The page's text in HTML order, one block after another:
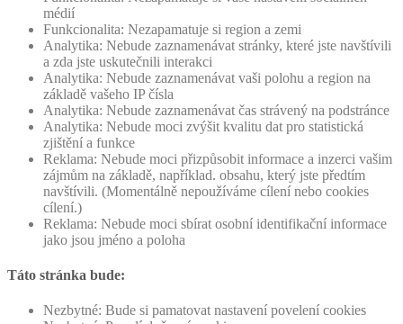
médií
Funkcionalita: Nezapamatuje si region a zemi
Analytika: Nebude zaznamenávat stránky, které jste navštívili
a zda jste uskutečnili interakci
Analytika: Nebude zaznamenávat vaši polohu a region na
základě vašeho IP čísla
Analytika: Nebude zaznamenávat čas strávený na podstránce
Analytika: Nebude moci zvýšit kvalitu dat pro statistická
zjištění a funkce
Reklama: Nebude moci přizpůsobit informace a inzerci vašim
zájmům na základě, například. obsahu, který jste předtím
navštívili. (Momentálně nepoužíváme cílení nebo cookies
cílení.)
Reklama: Nebude moci sbírat osobní identifikační informace
jako jsou jméno a poloha
Táto stránka bude:
Nezbytné: Bude si pamatovat nastavení povelení cookies